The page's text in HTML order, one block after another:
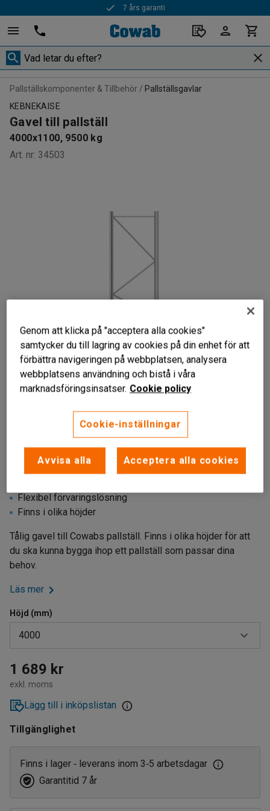
7 års garanti
Pallställskomponenter & Tillbehör
Pallställsgavlar
KEBNEKAISE
Gavel till pallställ
4000x1100, 9500 kg
Art. nr: 34503
Flexibel förvaringslösning
Finns i olika höjder
Tålig gavel till Cowabs pallställ. Finns i olika höjder för att
du ska kunna bygga ihop ett pallställ som passar dina
behov.
Läs mer
Höjd (mm)
4000
2500
3000
3500
4000
1 689 kr
exkl. moms
Lägg till i inköpslistan
Tillgänglighet
Finns i lager ‑ leverans inom 3‑5 arbetsdagar
Garantitid 7 år
Genom att klicka på "acceptera alla cookies"
samtycker du till lagring av cookies på din enhet för att
förbättra navigeringen på webbplatsen, analysera
webbplatsens användning och bistå i våra
marknadsföringsinsatser. Cookie policy
Cookie-inställningar
Avvisa alla Acceptera alla cookies